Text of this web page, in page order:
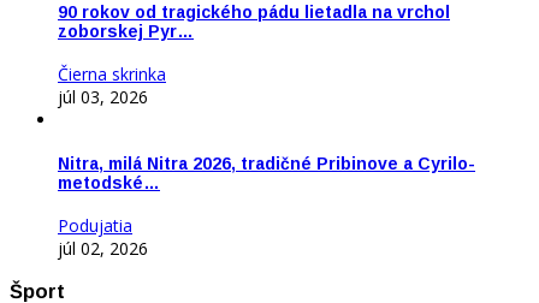
90 rokov od tragického pádu lietadla na vrchol
zoborskej Pyr…
Čierna skrinka
júl 03, 2026
Nitra, milá Nitra 2026, tradičné Pribinove a Cyrilo-
metodské…
Podujatia
júl 02, 2026
Šport